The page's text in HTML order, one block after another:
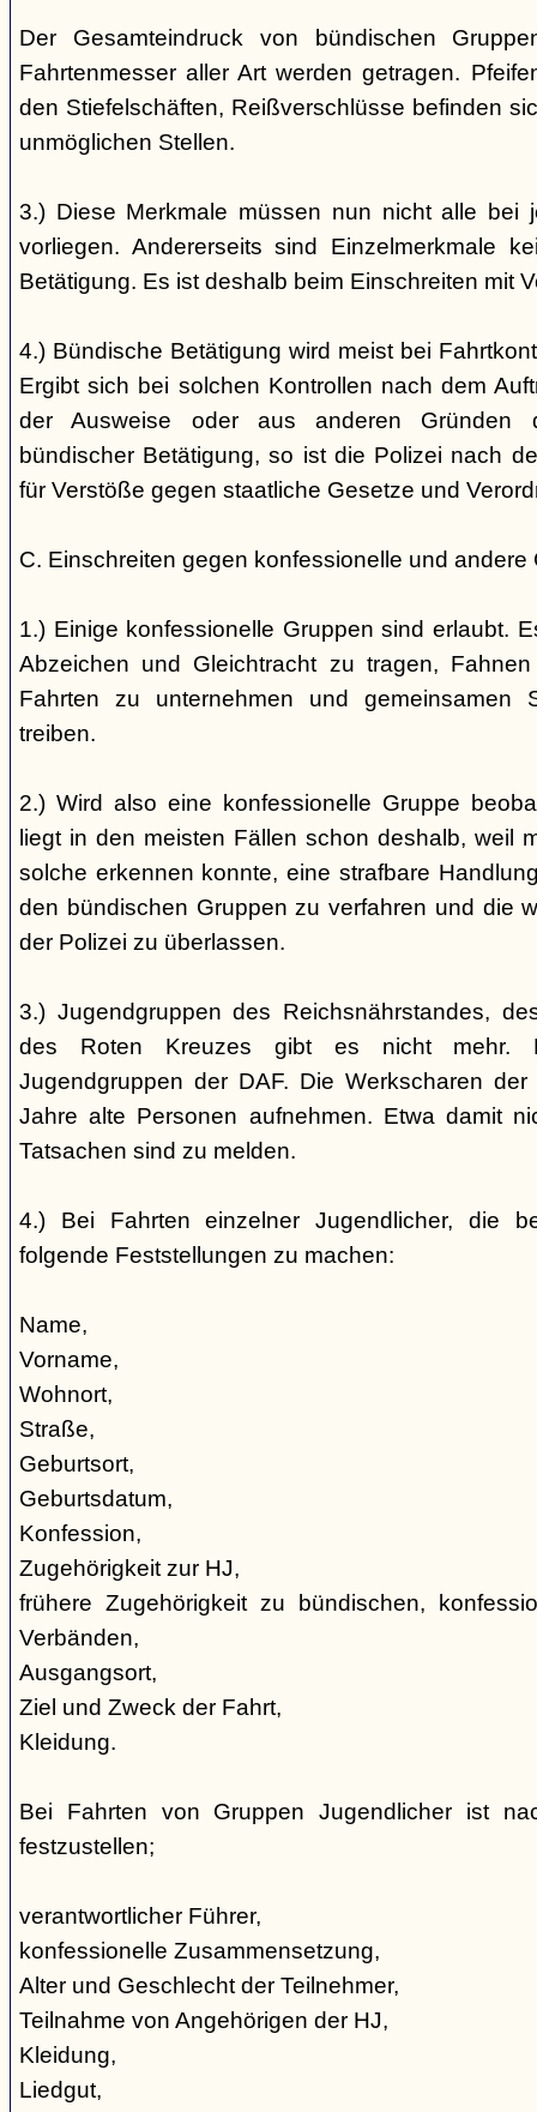
Der Gesamteindruck von bündischen
Fahrtenmesser aller Art werden getragen.
den Stiefelschäften, Reißverschlüsse befinden
unmöglichen Stellen.
3.) Diese Merkmale müssen nun nicht alle bei
vorliegen. Andererseits sind Einzelmerkmale
Betätigung. Es ist deshalb beim Einschreiten mit
4.) Bündische Betätigung wird meist bei
Ergibt sich bei solchen Kontrollen nach dem
der Ausweise oder aus anderen Gründen
bündischer Betätigung, so ist die Polizei nach
für Verstöße gegen staatliche Gesetze und
C. Einschreiten gegen konfessionelle und andere
1.) Einige konfessionelle Gruppen sind erlaubt.
Abzeichen und Gleichtracht zu tragen,
Fahrten zu unternehmen und gemeinsamen
treiben.
2.) Wird also eine konfessionelle Gruppe
liegt in den meisten Fällen schon deshalb, weil
solche erkennen konnte, eine strafbare
den bündischen Gruppen zu verfahren und die
der Polizei zu überlassen.
3.) Jugendgruppen des Reichsnährstandes,
des Roten Kreuzes gibt es nicht mehr.
Jugendgruppen der DAF. Die Werkscharen
Jahre alte Personen aufnehmen. Etwa damit
Tatsachen sind zu melden.
4.) Bei Fahrten einzelner Jugendlicher, die
folgende Feststellungen zu machen:
Name,
Vorname,
Wohnort,
Straße,
Geburtsort,
Geburtsdatum,
Konfession,
Zugehörigkeit zur HJ,
frühere Zugehörigkeit zu bündischen,
Verbänden,
Ausgangsort,
Ziel und Zweck der Fahrt,
Kleidung.
Bei Fahrten von Gruppen Jugendlicher ist
festzustellen;
verantwortlicher Führer,
konfessionelle Zusammensetzung,
Alter und Geschlecht der Teilnehmer,
Teilnahme von Angehörigen der HJ,
Kleidung,
Liedgut,